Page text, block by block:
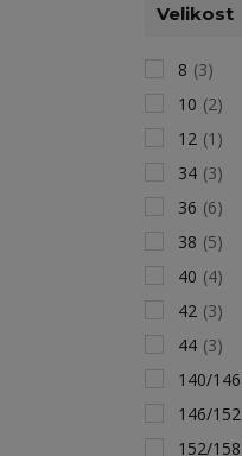
Velikost
8 (3)
10 (2)
12 (1)
34 (3)
36 (6)
38 (5)
40 (4)
42 (3)
44 (3)
140/146
146/152
152/158